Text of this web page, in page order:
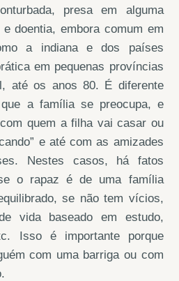
presa em alguma
doentia, embora comum em
a indiana e dos países
em pequenas províncias
até os anos 80. É diferente
a família se preocupa, e
quem a filha vai casar ou
e até com as amizades
Nestes casos, há fatos
o rapaz é de uma família
se não tem vícios,
vida baseado em estudo,
Isso é importante porque
com uma barriga ou com